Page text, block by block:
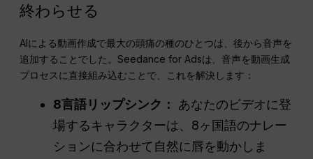
終わらせる
AIによる動画作成で最大の頭痛の種のひとつは、後から音声を
追加することでした。Seedance for Adsは、音声を動画生成
プロセスに直接組み込むことで、これを解決します：
8言語リップシンク：
あなたのビデオに登
場するキャラクターは、8ヶ国語のナレー
ションに合わせて自然に唇を動かしま